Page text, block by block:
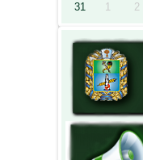
31 1 2